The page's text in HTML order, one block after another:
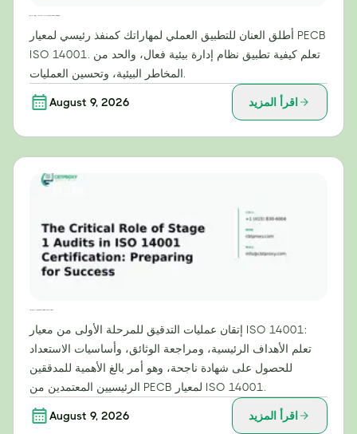
أطلق العنان للتطبيق العملي لمهاراتك كمنفذ رئيسي لمعيار PECB
ISO 14001. تعلم كيفية تطبيق نظام إدارة بيئية فعال، والحد من
August 9, 2026 اقرأ المزيد
إتقان عمليات التدقيق للمرحلة الأولى من معيار ISO 14001:
تعلم الأهداف الرئيسية، ومراجعة الوثائق، وأساسيات الاستعداد
للحصول على شهادة ناجحة، وهو أمر بالغ الأهمية للمدققين
الرئيسيين المعتمدين من PECB لمعيار ISO 14001.
August 9, 2026 اقرأ المزيد